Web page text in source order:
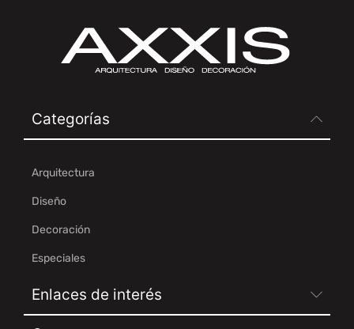
Categorías
Arquitectura
Diseño
Decoración
Especiales
Enlaces de interés